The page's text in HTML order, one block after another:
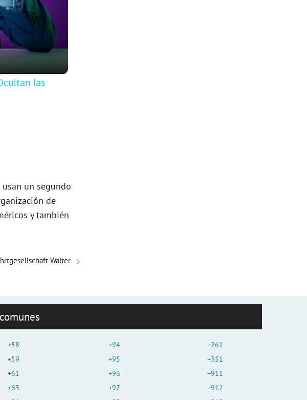
las
un segundo
de
y también
Walter
+58
+59
+61
+63
+94
+95
+96
+97
+261
+351
+911
+912